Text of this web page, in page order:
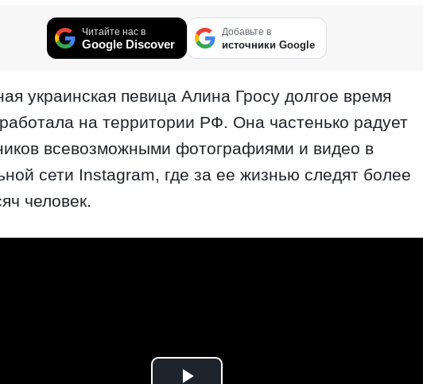
Читайте нас в
Google Discover
Добавьте в
источники Google
украинская певица Алина Гросу долгое время
на территории РФ. Она частенько радует
всевозможными фотографиями и видео в
сети Instagram, где за ее жизнью следят более
человек.